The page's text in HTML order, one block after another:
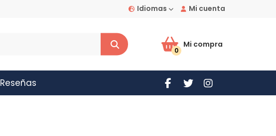
Mi cuenta
Idiomas
Mi compra
0
Reseñas